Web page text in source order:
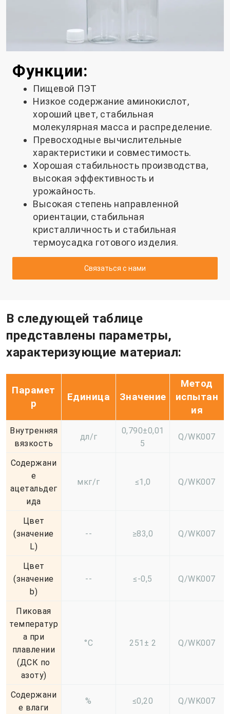
Функции:
Пищевой ПЭТ
Низкое содержание аминокислот,
хороший цвет, стабильная
молекулярная масса и распределение.
Превосходные вычислительные
характеристики и совместимость.
Хорошая стабильность производства,
высокая эффективность и
урожайность.
Высокая степень направленной
ориентации, стабильная
кристалличность и стабильная
термоусадка готового изделия.
Связаться с нами
В следующей таблице
представлены параметры,
характеризующие материал:
Парамет
р
Единица Значение
Метод
испытан
ия
Внутренняя
вязкость
дл/г
0,790±0,01
5
Q/WK007
Содержани
е
ацетальдег
ида
мкг/г ≤1,0 Q/WK007
Цвет
(значение
L)
-- ≥83,0 Q/WK007
Цвет
(значение
b)
-- ≤-0,5 Q/WK007
Пиковая
температур
а при
плавлении
(ДСК по
азоту)
°С 251± 2 Q/WK007
Содержани
е влаги
% ≤0,20 Q/WK007